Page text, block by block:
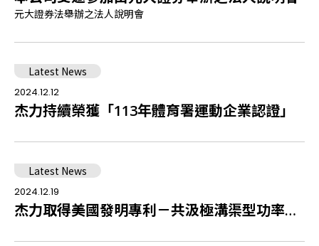
元大證券法舉辦之法人說明會
Latest News
2024.12.12
杰力持續榮獲「113年體育署運動企業認證」
Latest News
2024.12.19
杰力取得美國發明專利－共汲極溝渠型功率場效電晶體TRENCH POWER SEMICONDUCTOR DEVICE